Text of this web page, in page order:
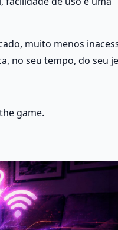
muito menos
no seu tempo, do seu
game.